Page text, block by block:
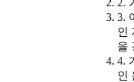
3.
인
을
4.
인